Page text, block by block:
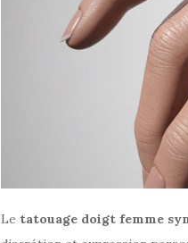
Le tatouage doigt femme